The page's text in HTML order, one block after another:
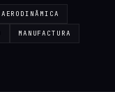
AERODINÂMICA
MANUFACTURA